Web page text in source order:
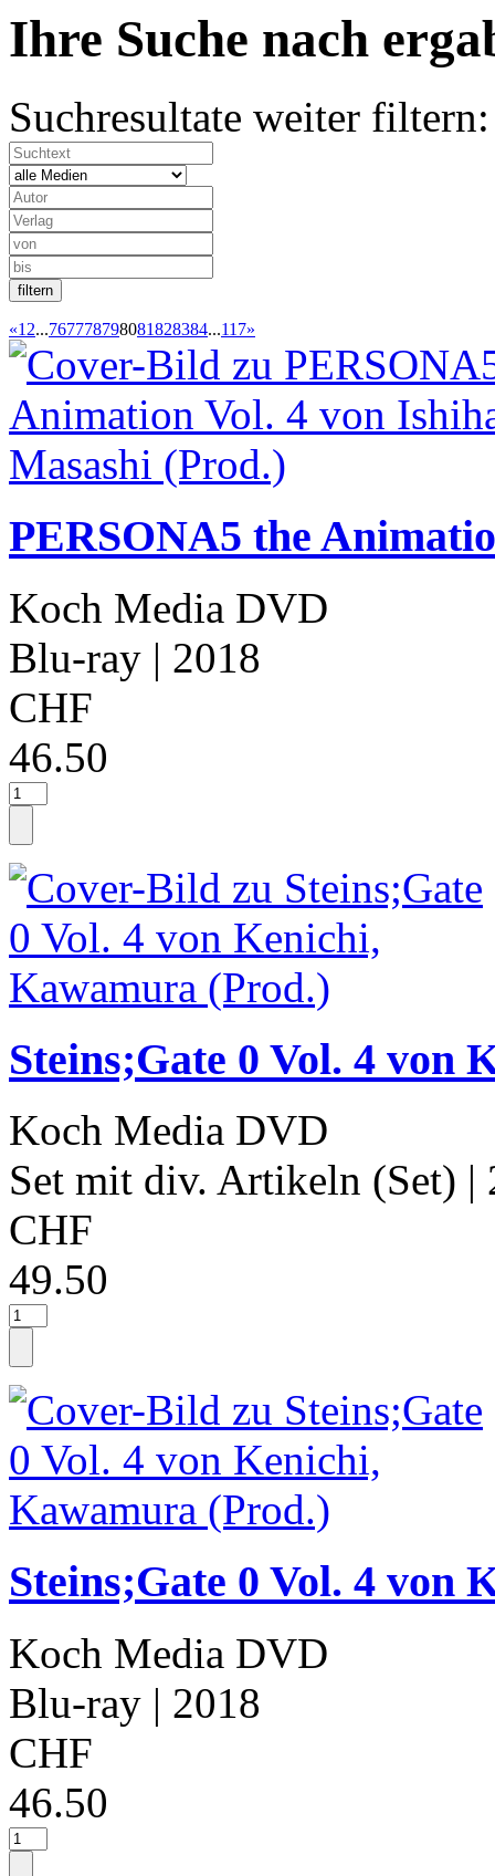
Ihre Suche nach
Suchresultate weiter filtern:
«12...767778798081828384...117»
PERSONA5 the
Koch Media DVD
Blu-ray | 2018
CHF
46.50
Steins;Gate 0 Vol. 4 von
Koch Media DVD
Set mit div. Artikeln (Set) |
CHF
49.50
Steins;Gate 0 Vol. 4 von
Koch Media DVD
Blu-ray | 2018
CHF
46.50